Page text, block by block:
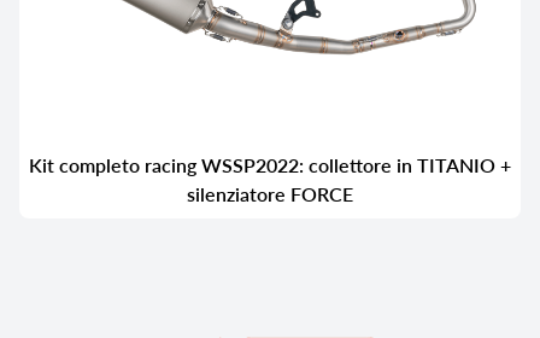
Kit completo racing WSSP2022: collettore in TITANIO +
silenziatore FORCE